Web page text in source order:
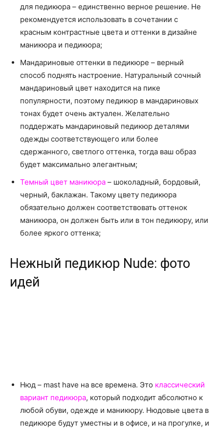
для педикюра – единственно верное решение. Не
рекомендуется использовать в сочетании с
красным контрастные цвета и оттенки в дизайне
маникюра и педикюра;
Мандариновые оттенки в педикюре – верный
способ поднять настроение. Натуральный сочный
мандариновый цвет находится на пике
популярности, поэтому педикюр в мандариновых
тонах будет очень актуален. Желательно
поддержать мандариновый педикюр деталями
одежды соответствующего или более
сдержанного, светлого оттенка, тогда ваш образ
будет максимально элегантным;
Темный цвет маникюра – шоколадный, бордовый,
черный, баклажан. Такому цвету педикюра
обязательно должен соответствовать оттенок
маникюра, он должен быть или в тон педикюру, или
более яркого оттенка;
Нежный педикюр Nude: фото
идей
Нюд – mast have на все времена. Это классический
вариант педикюра, который подходит абсолютно к
любой обуви, одежде и маникюру. Нюдовые цвета в
педикюре будут уместны и в офисе, и на прогулке, и